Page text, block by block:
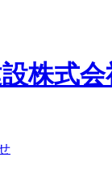
株式会